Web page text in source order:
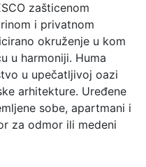
zašticenom
i privatnom
okruženje u kom
u harmoniji. Huma
u upečatljivoj oazi
arhitekture. Uređene
sobe, apartmani i
za odmor ili medeni